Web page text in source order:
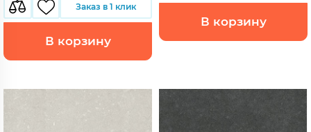
Заказ в 1 клик
В корзину
В корзину